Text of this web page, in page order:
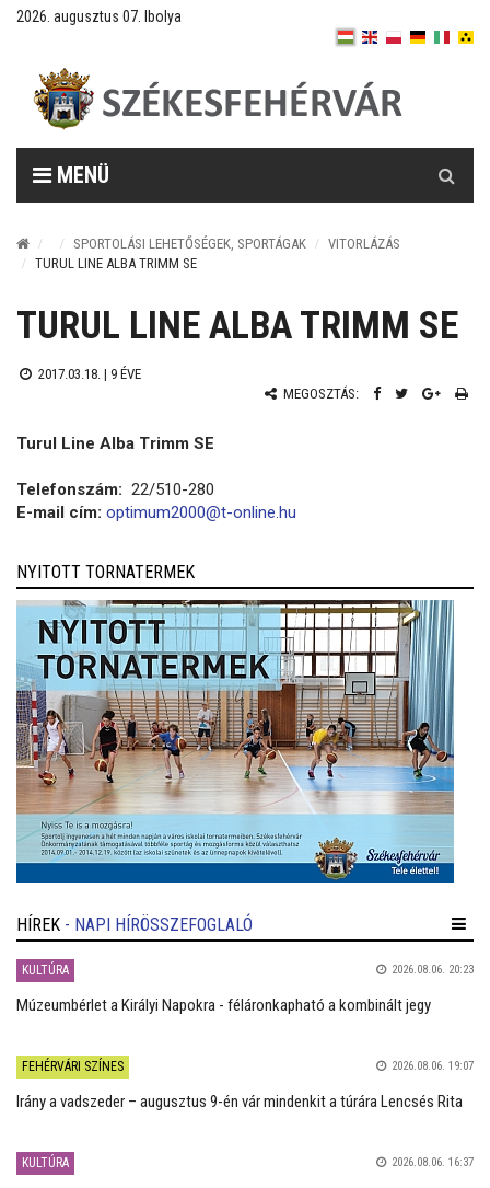
2026. augusztus 07. Ibolya
MENÜ
SPORTOLÁSI LEHETŐSÉGEK, SPORTÁGAK
VITORLÁZÁS
TURUL LINE ALBA TRIMM SE
TURUL LINE ALBA TRIMM SE
2017.03.18. | 9 ÉVE
MEGOSZTÁS:
Turul Line Alba Trimm SE
Telefonszám: 22/510-280
E-mail cím: optimum2000@t-online.hu
NYITOTT TORNATERMEK
HÍREK - NAPI HÍRÖSSZEFOGLALÓ
KULTÚRA 2026.08.06. 20:23
Múzeumbérlet a Királyi Napokra - féláronkapható a kombinált jegy
FEHÉRVÁRI SZÍNES 2026.08.06. 19:07
Irány a vadszeder – augusztus 9-én vár mindenkit a túrára Lencsés Rita
KULTÚRA 2026.08.06. 16:37